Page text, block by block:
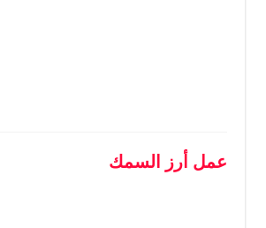
عمل أرز السمك